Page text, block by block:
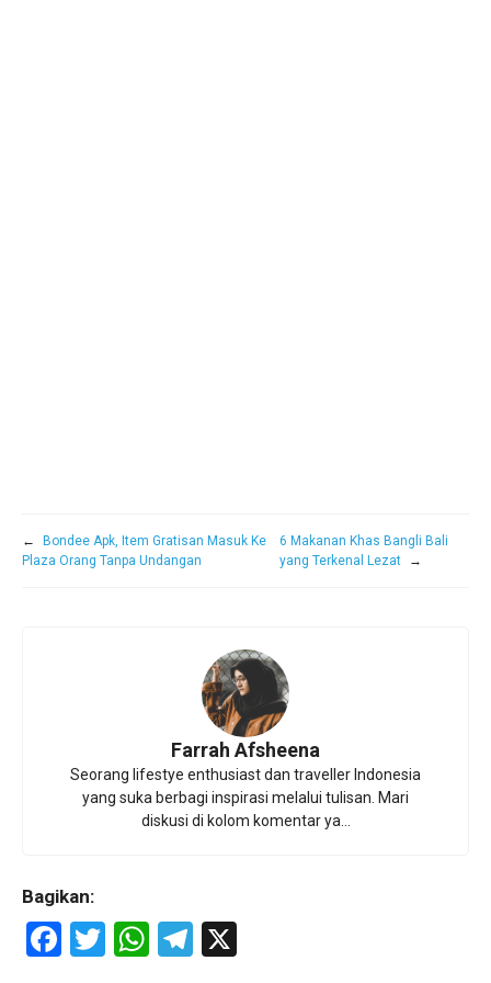
←
Bondee Apk, Item Gratisan Masuk Ke
Plaza Orang Tanpa Undangan
6 Makanan Khas Bangli Bali
yang Terkenal Lezat
→
Farrah Afsheena
Seorang lifestye enthusiast dan traveller Indonesia
yang suka berbagi inspirasi melalui tulisan. Mari
diskusi di kolom komentar ya...
Bagikan:
F
T
W T